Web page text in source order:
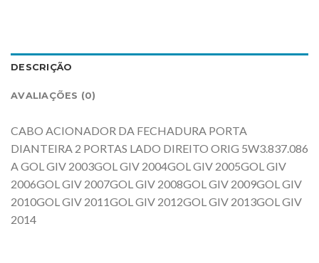
DESCRIÇÃO
AVALIAÇÕES (0)
CABO ACIONADOR DA FECHADURA PORTA
DIANTEIRA 2 PORTAS LADO DIREITO ORIG 5W3.837.086
A GOL GIV 2003GOL GIV 2004GOL GIV 2005GOL GIV
2006GOL GIV 2007GOL GIV 2008GOL GIV 2009GOL GIV
2010GOL GIV 2011GOL GIV 2012GOL GIV 2013GOL GIV
2014